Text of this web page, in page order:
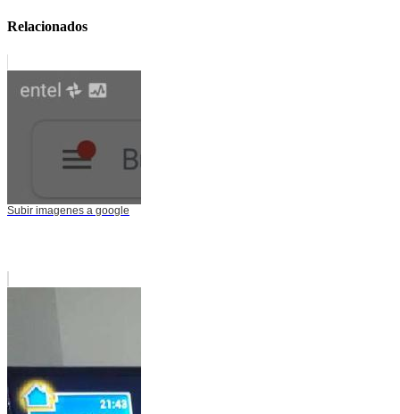
Relacionados
Subir imagenes a google